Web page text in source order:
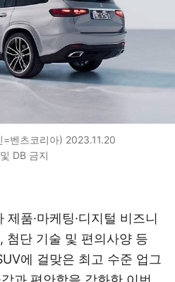
벤츠코리아) 2023.11.20
DB 금지
품·마케팅·디지털 비즈니
첨단 기술 및 편의사양 등
에 걸맞은 최고 수준 업그